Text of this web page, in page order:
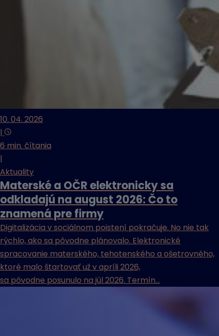
10. 04. 2026
|
6 min. čítania
|
Aktuality
Materské a OČR elektronicky sa
odkladajú na august 2026: Čo to
znamená pre firmy
Digitalizácia v sociálnom poistení pokračuje. No nie tak
rýchlo, ako sa pôvodne plánovalo. Elektronické
spracovanie materského, tehotenského a ošetrovného,
ktoré malo štartovať už v apríli 2026,
sa pôvodne posunulo na júl 2026. Termín...